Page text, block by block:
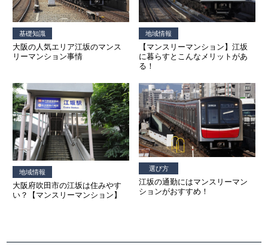
基礎知識
大阪の人気エリア江坂のマンス
リーマンション事情
地域情報
【マンスリーマンション】江坂
に暮らすとこんなメリットがあ
る！
地域情報
大阪府吹田市の江坂は住みやす
い？【マンスリーマンション】
選び方
江坂の通勤にはマンスリーマン
ションがおすすめ！